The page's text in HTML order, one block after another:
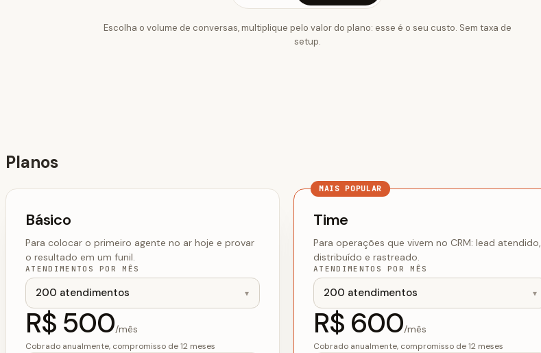
Escolha o volume de conversas, multiplique pelo valor do plano: esse é o seu custo. Sem taxa de
setup.
Planos
Básico
Para colocar o primeiro agente no ar hoje e provar
o resultado em um funil.
ATENDIMENTOS POR MÊS
R$ 500/mês
Cobrado anualmente, compromisso de 12 meses
MAIS POPULAR
Time
Para operações que vivem no CRM: lead atendido,
distribuído e rastreado.
ATENDIMENTOS POR MÊS
R$ 600/mês
Cobrado anualmente, compromisso de 12 meses